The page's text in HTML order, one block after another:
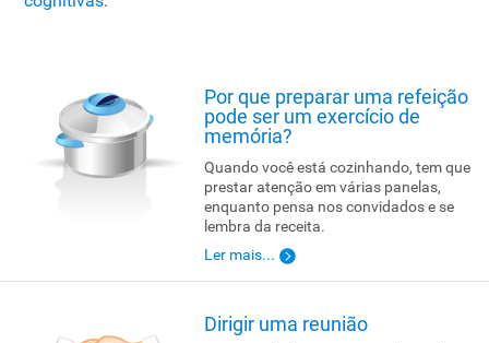
Por que preparar uma refeição
pode ser um exercício de
memória?
Quando você está cozinhando, tem que
prestar atenção em várias panelas,
enquanto pensa nos convidados e se
lembra da receita.
Ler mais...
Dirigir uma reunião